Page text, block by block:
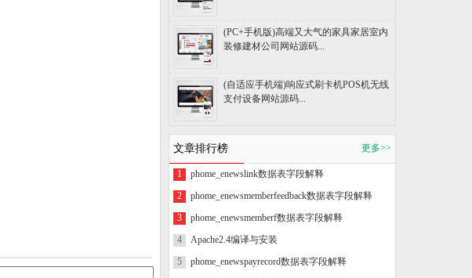
(PC+手机版)高端又大气的家具家居室内
装修建材公司网站源码...
(自适应手机端)响应式刷卡机POS机无线
支付设备网站源码...
文章排行榜 更多>>
1
phome_enewslink数据表字段解释
2
phome_enewsmemberfeedback数据表字段解释
3
phome_enewsmemberf数据表字段解释
4
Apache2.4编译与安装
5
phome_enewspayrecord数据表字段解释